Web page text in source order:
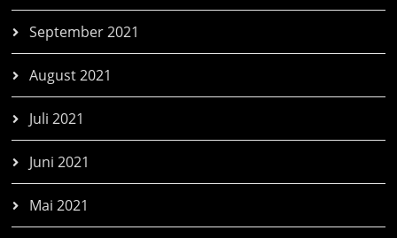
September 2021
August 2021
Juli 2021
Juni 2021
Mai 2021